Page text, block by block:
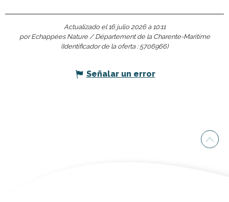
Actualizado el 16 julio 2026 a 10:11
por Echappées Nature / Département de la Charente-Maritime
(Identificador de la oferta : 5706966)
Señalar un error